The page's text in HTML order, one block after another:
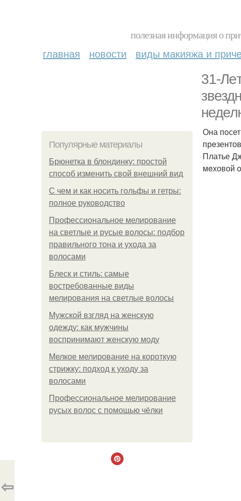
полезная информация о
главная новости виды макияжа и
31-
Популярные материалы
Брюнетка в блондинку: простой
способ изменить свой внешний вид
С чем и как носить гольфы и гетры:
полное руководство
Профессиональное мелирование
на светлые и русые волосы: подбор
правильного тона и ухода за
волосами
Блеск и стиль: самые
востребованные виды
мелирования на светлые волосы
Мужской взгляд на женскую
одежду: как мужчины
воспринимают женскую моду
Мелкое мелирование на короткую
стрижку: подход к уходу за
волосами
Профессиональное мелирование
русых волос с помощью чёлки
Она
Платье
мeховой
⇦